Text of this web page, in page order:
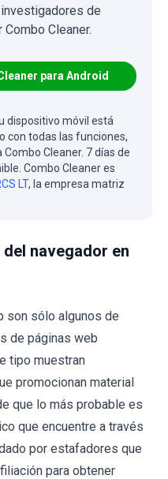
de
Cleaner.
para Android
dispositivo móvil está
con todas las funciones,
Cleaner. 7 días de
Combo Cleaner es
LT, la empresa matriz
navegador en
son sólo algunos de
de páginas web
tipo muestran
promocionan material
que lo más probable es
que encuentre a través
por estafadores que
para obtener